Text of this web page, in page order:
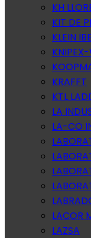
KH
KIT DE
KLEIN
KRAFFT
KTL
LA
LA-CO
LACOR
LAZSA